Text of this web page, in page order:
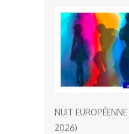
NUIT
2026)